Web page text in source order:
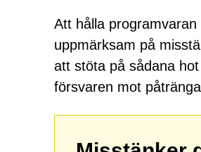
Att hålla
uppmärksam på
att stöta på sådana
försvaren mot